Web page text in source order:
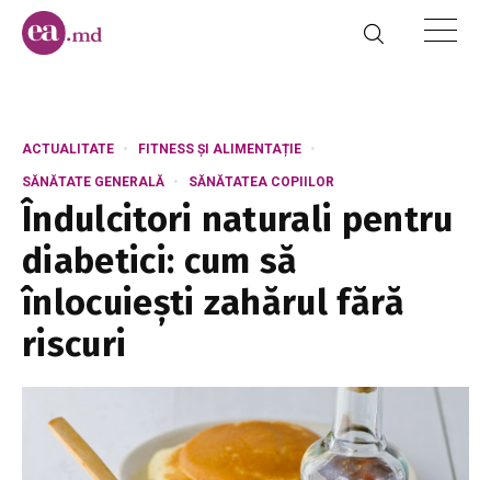
ACTUALITATE FITNESS ȘI ALIMENTAȚIE
SĂNĂTATE GENERALĂ SĂNĂTATEA COPIILOR
Îndulcitori naturali pentru
diabetici: cum să
înlocuiești zahărul fără
riscuri